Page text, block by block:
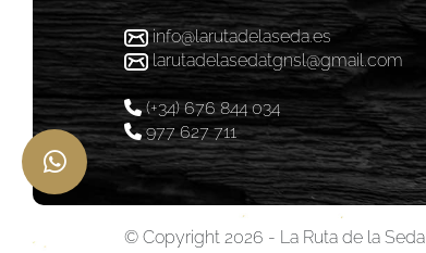
info@larutadelaseda.es
larutadelasedatgnsl@gmail.com
(+34) 676 844 034
977 627 711
© Copyright 2026 - La Ruta de la Seda